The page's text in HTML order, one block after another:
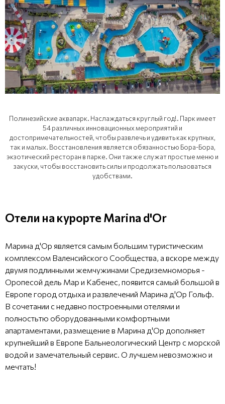
Полинезийские аквапарк. Наслаждаться круглый год!. Парк имеет
54 различных инновационных мероприятий и
достопримечательностей, чтобы развлечь и удивить как крупных,
так и малых. Восстановления является обязанностью Бора-Бора,
экзотический ресторан в парке. Они также служат простые меню и
закуски, чтобы восстановить силы и продолжать пользоваться
удобствами.
Отели на курорте Marina d'Or
Марина д'Ор является самым большим туристическим
комплексом Валенсийского Сообщества, а вскоре между
двумя подлинными жемчужинами Средиземноморья -
Оропесой дель Мар и Кабенес, появится самый большой в
Европе город отдыха и развлечений Марина д'Ор Гольф.
В сочетании с недавно построенными отелями и
полностьтю оборудованными комфортными
апартаментами, размещение в Марина д'Ор дополняет
крупнейший в Европе Бальнеологический Центр с морской
водой и замечательный сервис. О лучшем невозможно и
мечтать!